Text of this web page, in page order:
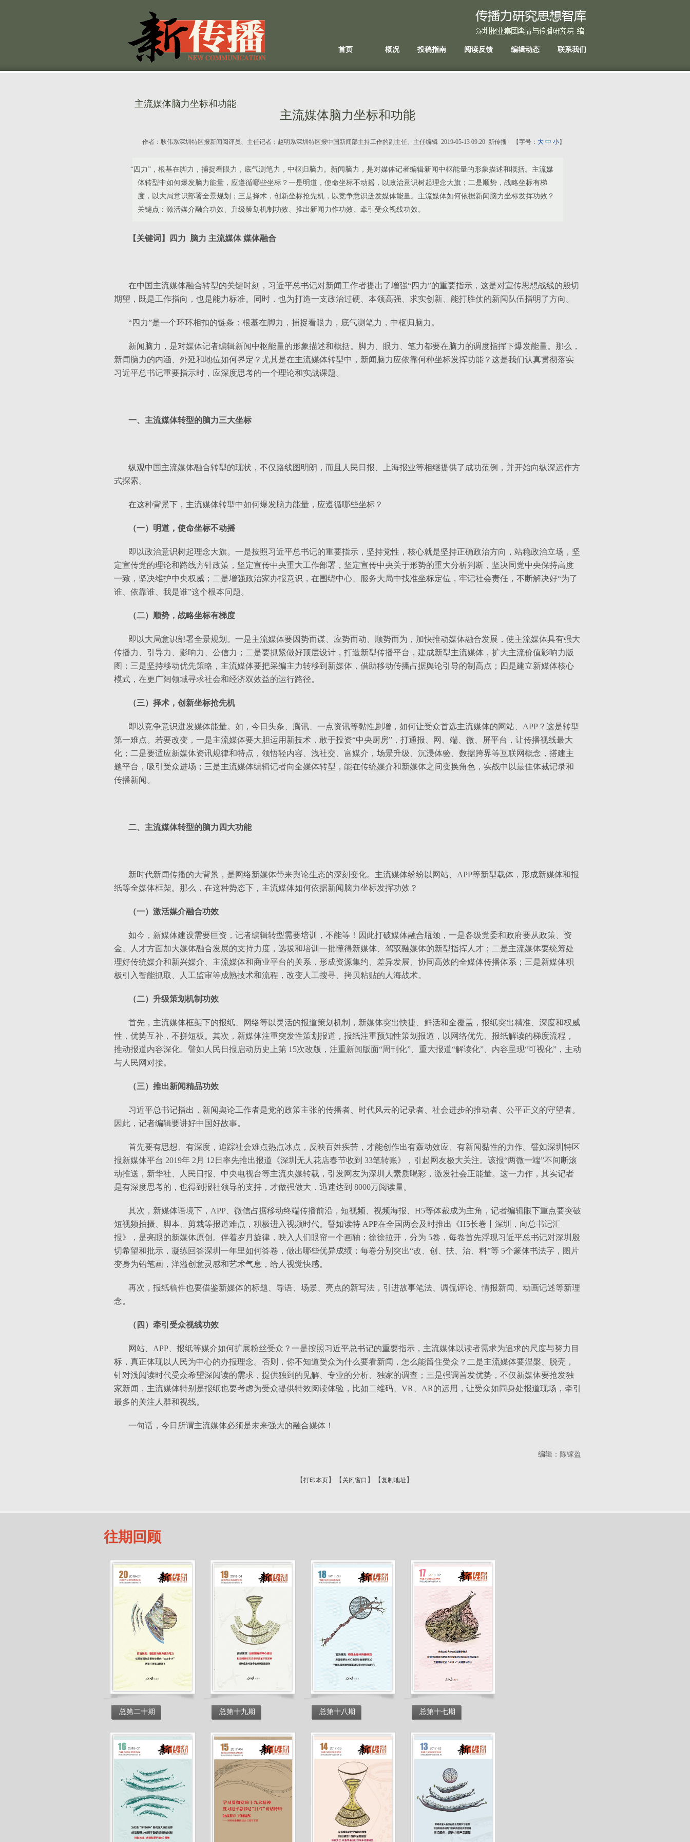
首页 概况 投稿指南 阅读反馈 编辑动态 联系我们
主流媒体脑力坐标和功能
主流媒体脑力坐标和功能
作者： 耿伟系深圳特区报新闻阅评员、主任记者；赵明系深圳特区报中国新闻部主持工作的副主任、主任编辑 2019-05-13 09:20 新传播 【字号： 大 中 小】
“四力”，根基在脚力，捕捉看眼力，底气测笔力，中枢归脑力。新闻脑力，是对媒体记者编辑新闻中枢能量的形象描述和概括。主流媒
体转型中如何爆发脑力能量，应遵循哪些坐标？一是明道，使命坐标不动摇，以政治意识树起理念大旗；二是顺势，战略坐标有梯
度，以大局意识部署全景规划；三是择术，创新坐标抢先机，以竞争意识迸发媒体能量。主流媒体如何依据新闻脑力坐标发挥功效？
关键点：激活媒介融合功效、升级策划机制功效、推出新闻力作功效、牵引受众视线功效。
【关键词】四力 脑力 主流媒体 媒体融合
在中国主流媒体融合转型的关键时刻，习近平总书记对新闻工作者提出了增强“四力”的重要指示，这是对宣传思想战线的殷切
期望，既是工作指向，也是能力标准。同时，也为打造一支政治过硬、本领高强、求实创新、能打胜仗的新闻队伍指明了方向。
“四力”是一个环环相扣的链条：根基在脚力，捕捉看眼力，底气测笔力，中枢归脑力。
新闻脑力，是对媒体记者编辑新闻中枢能量的形象描述和概括。脚力、眼力、笔力都要在脑力的调度指挥下爆发能量。那么，
新闻脑力的内涵、外延和地位如何界定？尤其是在主流媒体转型中，新闻脑力应依靠何种坐标发挥功能？这是我们认真贯彻落实
习近平总书记重要指示时，应深度思考的一个理论和实战课题。
一、主流媒体转型的脑力三大坐标
纵观中国主流媒体融合转型的现状，不仅路线图明朗，而且人民日报、上海报业等相继提供了成功范例，并开始向纵深运作方
式探索。
在这种背景下，主流媒体转型中如何爆发脑力能量，应遵循哪些坐标？
（一）明道，使命坐标不动摇
即以政治意识树起理念大旗。一是按照习近平总书记的重要指示，坚持党性，核心就是坚持正确政治方向，站稳政治立场，坚
定宣传党的理论和路线方针政策，坚定宣传中央重大工作部署，坚定宣传中央关于形势的重大分析判断，坚决同党中央保持高度
一致，坚决维护中央权威；二是增强政治家办报意识，在围绕中心、服务大局中找准坐标定位，牢记社会责任，不断解决好“为了
谁、依靠谁、我是谁”这个根本问题。
（二）顺势，战略坐标有梯度
即以大局意识部署全景规划。一是主流媒体要因势而谋、应势而动、顺势而为，加快推动媒体融合发展，使主流媒体具有强大
传播力、引导力、影响力、公信力；二是要抓紧做好顶层设计，打造新型传播平台，建成新型主流媒体，扩大主流价值影响力版
图；三是坚持移动优先策略，主流媒体要把采编主力转移到新媒体，借助移动传播占据舆论引导的制高点；四是建立新媒体核心
模式，在更广阔领域寻求社会和经济双效益的运行路径。
（三）择术，创新坐标抢先机
即以竞争意识迸发媒体能量。如，今日头条、腾讯、一点资讯等黏性剧增，如何让受众首选主流媒体的网站、 APP ？这是转型
第一难点。若要改变，一是主流媒体要大胆运用新技术，敢于投资“中央厨房”，打通报、网、端、微、屏平台，让传播视线最大
化；二是要适应新媒体资讯规律和特点，领悟轻内容、浅社交、富媒介，场景升级、沉浸体验、数据跨界等互联网概念，搭建主
题平台，吸引受众进场；三是主流媒体编辑记者向全媒体转型，能在传统媒介和新媒体之间变换角色，实战中以最佳体裁记录和
传播新闻。
二、主流媒体转型的脑力四大功能
新时代新闻传播的大背景，是网络新媒体带来舆论生态的深刻变化。主流媒体纷纷以网站、 APP等新型载体，形成新媒体和报
纸等全媒体框架。那么，在这种势态下，主流媒体如何依据新闻脑力坐标发挥功效？
（一）激活媒介融合功效
如今，新媒体建设需要巨资，记者编辑转型需要培训，不能等！因此打破媒体融合瓶颈，一是各级党委和政府要从政策、资
金、人才方面加大媒体融合发展的支持力度，选拔和培训一批懂得新媒体、驾驭融媒体的新型指挥人才；二是主流媒体要统筹处
理好传统媒介和新兴媒介、主流媒体和商业平台的关系，形成资源集约、差异发展、协同高效的全媒体传播体系；三是新媒体积
极引入智能抓取、人工监审等成熟技术和流程，改变人工搜寻、拷贝粘贴的人海战术。
（二）升级策划机制功效
首先，主流媒体框架下的报纸、网络等以灵活的报道策划机制，新媒体突出快捷、鲜活和全覆盖，报纸突出精准、深度和权威
性，优势互补，不拼短板。其次，新媒体注重突发性策划报道，报纸注重预知性策划报道，以网络优先、报纸解读的梯度流程，
推动报道内容深化。譬如人民日报启动历史上第 15次改版，注重新闻版面“周刊化”、重大报道“解读化”、内容呈现“可视化”，主动
与人民网对接。
（三）推出新闻精品功效
习近平总书记指出，新闻舆论工作者是党的政策主张的传播者、时代风云的记录者、社会进步的推动者、公平正义的守望者。
因此，记者编辑要讲好中国好故事。
首先要有思想、有深度，追踪社会难点热点冰点，反映百姓疾苦，才能创作出有轰动效应、有新闻黏性的力作。譬如深圳特区
报新媒体平台 2019年 2 月 12 日率先推出报道《深圳无人花店春节收到 33笔转账》，引起网友极大关注。该报“两微一端”不间断滚
动推送，新华社、人民日报、中央电视台等主流央媒转载，引发网友为深圳人素质喝彩，激发社会正能量。这一力作，其实记者
是有深度思考的，也得到报社领导的支持，才做强做大，迅速达到 8000万阅读量。
其次，新媒体语境下， APP 、微信占据移动终端传播前沿，短视频、视频海报、 H5等体裁成为主角，记者编辑眼下重点要突破
短视频拍摄、脚本、剪裁等报道难点，积极进入视频时代。譬如读特 APP在全国两会及时推出《H5长卷丨深圳，向总书记汇
报》，是亮眼的新媒体原创。伴着岁月旋律，映入人们眼帘一个画轴；徐徐拉开，分为 5卷，每卷首先浮现习近平总书记对深圳殷
切希望和批示，凝练回答深圳一年里如何答卷，做出哪些优异成绩；每卷分别突出“改、创、扶、治、料”等 5个篆体书法字，图片
变身为铅笔画，洋溢创意灵感和艺术气息，给人视觉快感。
再次，报纸稿件也要借鉴新媒体的标题、导语、场景、亮点的新写法，引进故事笔法、调侃评论、情报新闻、动画记述等新理
念。
（四）牵引受众视线功效
网站、 APP 、报纸等媒介如何扩展粉丝受众？一是按照习近平总书记的重要指示，主流媒体以读者需求为追求的尺度与努力目
标，真正体现以人民为中心的办报理念。否则，你不知道受众为什么要看新闻，怎么能留住受众？二是主流媒体要涅槃、脱壳，
针对浅阅读时代受众希望深阅读的需求，提供独到的见解、专业的分析、独家的调查；三是强调首发优势，不仅新媒体要抢发独
家新闻，主流媒体特别是报纸也要考虑为受众提供特效阅读体验，比如二维码、 VR AR的运用，让受众如同身处报道现场，牵引
最多的关注人群和视线。
一句话，今日所谓主流媒体必须是未来强大的融合媒体！
编辑： 陈镓盈
【 打印本页 】【 关闭窗口 】【 复制地址 】
往期回顾
总第二十期 总第十九期 总第十八期 总第十七期